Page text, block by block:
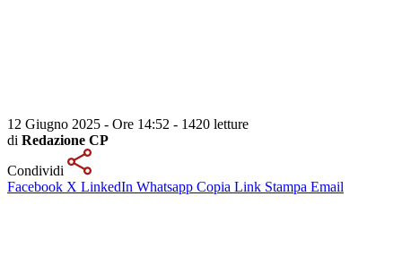
12 Giugno 2025 - Ore 14:52 - 1420 letture
di Redazione CP
Condividi
Facebook X LinkedIn Whatsapp Copia Link Stampa Email